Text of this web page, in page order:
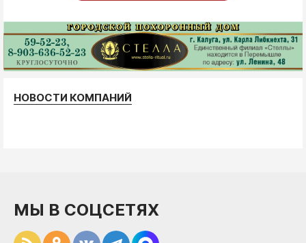
НОВОСТИ КОМПАНИЙ
МЫ В СОЦСЕТЯХ